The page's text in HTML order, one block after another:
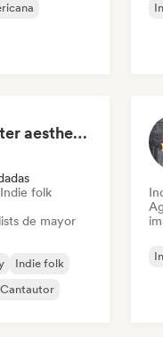
main character aesthetic
Indie folk
de mayor
Indie folk
Cantautor